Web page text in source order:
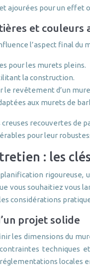
ajourées pour un effet
et couleurs
l’aspect final du
pour les murets pleins.
la construction.
le revêtement d’un
aux murets de
creuses recouvertes
pour leur
: les
vous souhaitiez vous
considérations
projet solide
les dimensions du
techniques
locales